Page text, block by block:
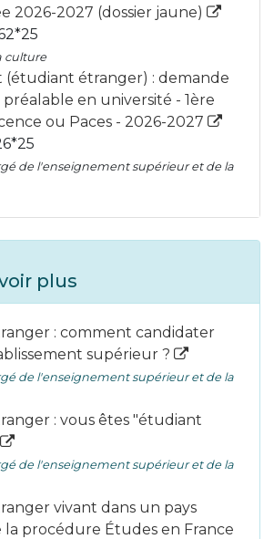
2026-2027 (dossier jaune)
culture
(étudiant étranger) : demande
préalable en université - 1ère
ou Paces - 2026-2027
de l'enseignement supérieur et de la
plus
: comment candidater
supérieur ?
de l'enseignement supérieur et de la
: vous êtes "étudiant
de l'enseignement supérieur et de la
vivant dans un pays
la procédure Études en France